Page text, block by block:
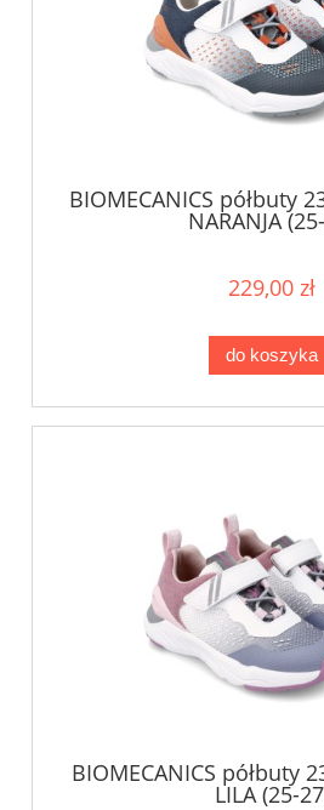
BIOMECANICS półbuty
NARANJA
229,00 zł
do koszyka
BIOMECANICS półbuty
LILA (25-